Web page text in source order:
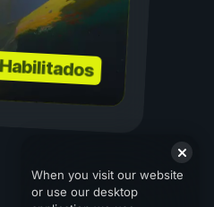
When you visit our website
or use our desktop